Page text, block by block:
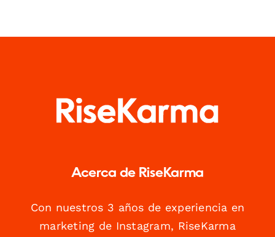
Acerca de RiseKarma
Con nuestros 3 años de experiencia en
marketing de Instagram, RiseKarma